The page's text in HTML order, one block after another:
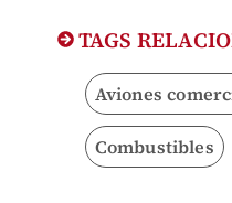
TAGS
Aviones
Combustibles